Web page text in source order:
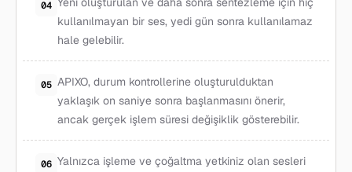
04
kullanılmayan bir ses, yedi gün sonra kullanılamaz
hale gelebilir.
05 APIXO, durum kontrollerine oluşturulduktan
yaklaşık on saniye sonra başlanmasını önerir,
ancak gerçek işlem süresi değişiklik gösterebilir.
06 Yalnızca işleme ve çoğaltma yetkiniz olan sesleri